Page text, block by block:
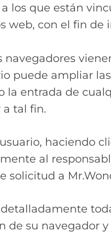
los que están
web, con el fin
puede ampliar
la entrada de
a tal fin.
haciendo
al
solicitud a
de su navegador